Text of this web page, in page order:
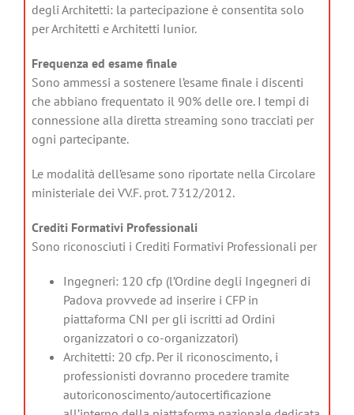
degli Architetti: la partecipazione è consentita solo
per Architetti e Architetti Iunior.
Frequenza ed esame finale
Sono ammessi a sostenere l’esame finale i discenti
che abbiano frequentato il 90% delle ore. I tempi di
connessione alla diretta streaming sono tracciati per
ogni partecipante.
Le modalità dell’esame sono riportate nella Circolare
ministeriale dei VV.F. prot. 7312/2012.
Crediti Formativi Professionali
Sono riconosciuti i Crediti Formativi Professionali per
Ingegneri: 120 cfp (l’Ordine degli Ingegneri di
Padova provvede ad inserire i CFP in
piattaforma CNI per gli iscritti ad Ordini
organizzatori o co-organizzatori)
Architetti: 20 cfp. Per il riconoscimento, i
professionisti dovranno procedere tramite
autoriconoscimento/autocertificazione